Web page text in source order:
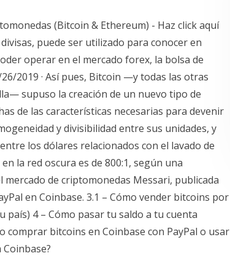
(Bitcoin & Ethereum) - Haz click aquí
puede ser utilizado para conocer en
operar en el mercado forex, la bolsa de
2019 · Así pues, Bitcoin —y todas las otras
supuso la creación de un nuevo tipo de
de las características necesarias para devenir
y divisibilidad entre sus unidades, y
los dólares relacionados con el lavado de
la red oscura es de 800:1, según una
de criptomonedas Messari, publicada
en Coinbase. 3.1 – Cómo vender bitcoins por
4 – Cómo pasar tu saldo a tu cuenta
comprar bitcoins en Coinbase con PayPal o usar